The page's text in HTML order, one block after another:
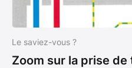
Le saviez-vous ?
Zoom sur la prise